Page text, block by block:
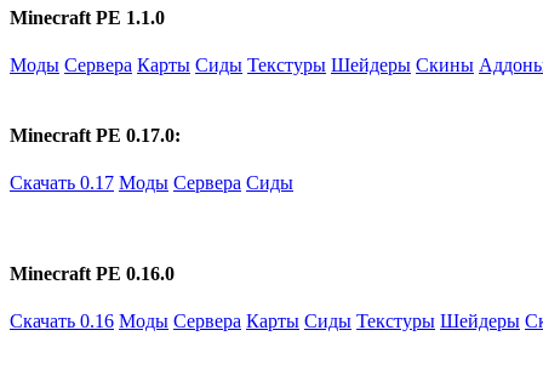
Minecraft PE 1.1.0
Моды Сервера Карты Сиды Текстуры Шейдеры Скины
Minecraft PE 0.17.0:
Скачать 0.17 Моды Сервера Сиды
Minecraft PE 0.16.0
Скачать 0.16 Моды Сервера Карты Сиды Текстуры Шейдеры